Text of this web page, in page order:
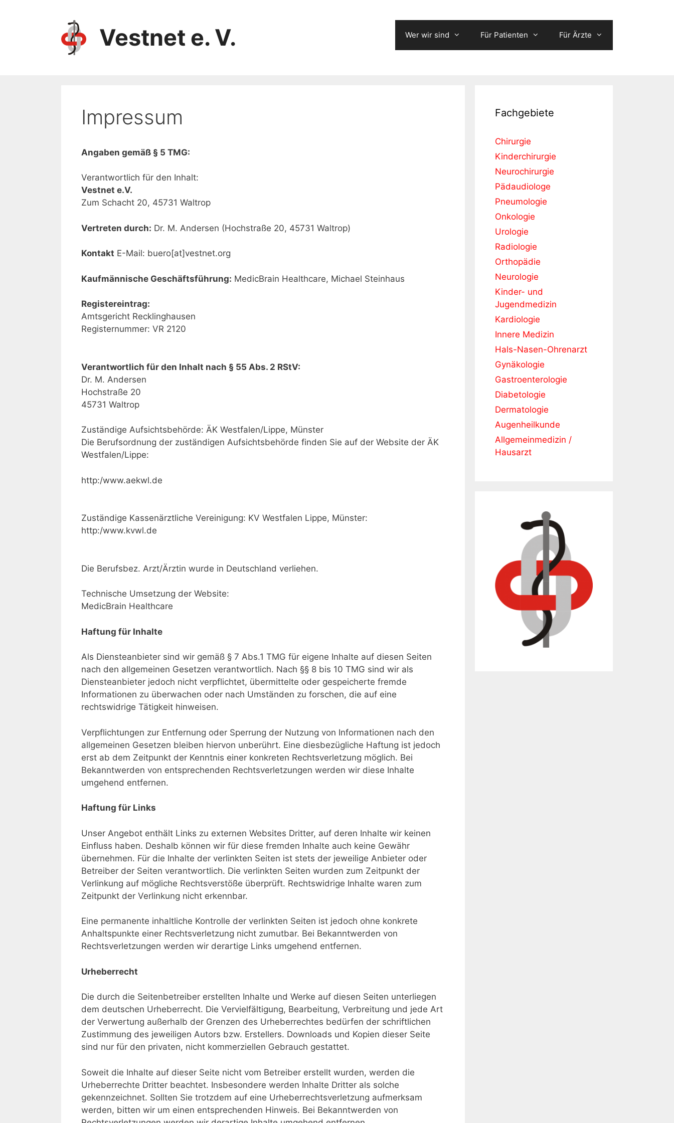
Vestnet e. V. Wer wir sind Für Patienten Für Ärzte
Impressum
Angaben gemäß § 5 TMG:
Verantwortlich für den Inhalt:
Vestnet e.V.
Zum Schacht 20, 45731 Waltrop
Vertreten durch: Dr. M. Andersen (Hochstraße 20, 45731 Waltrop)
Kontakt E-Mail: buero[at]vestnet.org
Kaufmännische Geschäftsführung: MedicBrain Healthcare, Michael Steinhaus
Registereintrag:
Amtsgericht Recklinghausen
Registernummer: VR 2120
Verantwortlich für den Inhalt nach § 55 Abs. 2 RStV:
Dr. M. Andersen
Hochstraße 20
45731 Waltrop
Zuständige Aufsichtsbehörde: ÄK Westfalen/Lippe, Münster
Die Berufsordnung der zuständigen Aufsichtsbehörde finden Sie auf der Website der ÄK
Westfalen/Lippe:
http:/www.aekwl.de
Zuständige Kassenärztliche Vereinigung: KV Westfalen Lippe, Münster:
http:/www.kvwl.de
Die Berufsbez. Arzt/Ärztin wurde in Deutschland verliehen.
Technische Umsetzung der Website:
MedicBrain Healthcare
Haftung für Inhalte
Als Diensteanbieter sind wir gemäß § 7 Abs.1 TMG für eigene Inhalte auf diesen Seiten
nach den allgemeinen Gesetzen verantwortlich. Nach §§ 8 bis 10 TMG sind wir als
Diensteanbieter jedoch nicht verpflichtet, übermittelte oder gespeicherte fremde
Informationen zu überwachen oder nach Umständen zu forschen, die auf eine
rechtswidrige Tätigkeit hinweisen.
Verpflichtungen zur Entfernung oder Sperrung der Nutzung von Informationen nach den
allgemeinen Gesetzen bleiben hiervon unberührt. Eine diesbezügliche Haftung ist jedoch
erst ab dem Zeitpunkt der Kenntnis einer konkreten Rechtsverletzung möglich. Bei
Bekanntwerden von entsprechenden Rechtsverletzungen werden wir diese Inhalte
umgehend entfernen.
Haftung für Links
Unser Angebot enthält Links zu externen Websites Dritter, auf deren Inhalte wir keinen
Einfluss haben. Deshalb können wir für diese fremden Inhalte auch keine Gewähr
übernehmen. Für die Inhalte der verlinkten Seiten ist stets der jeweilige Anbieter oder
Betreiber der Seiten verantwortlich. Die verlinkten Seiten wurden zum Zeitpunkt der
Verlinkung auf mögliche Rechtsverstöße überprüft. Rechtswidrige Inhalte waren zum
Zeitpunkt der Verlinkung nicht erkennbar.
Eine permanente inhaltliche Kontrolle der verlinkten Seiten ist jedoch ohne konkrete
Anhaltspunkte einer Rechtsverletzung nicht zumutbar. Bei Bekanntwerden von
Rechtsverletzungen werden wir derartige Links umgehend entfernen.
Urheberrecht
Die durch die Seitenbetreiber erstellten Inhalte und Werke auf diesen Seiten unterliegen
dem deutschen Urheberrecht. Die Vervielfältigung, Bearbeitung, Verbreitung und jede Art
der Verwertung außerhalb der Grenzen des Urheberrechtes bedürfen der schriftlichen
Zustimmung des jeweiligen Autors bzw. Erstellers. Downloads und Kopien dieser Seite
sind nur für den privaten, nicht kommerziellen Gebrauch gestattet.
Soweit die Inhalte auf dieser Seite nicht vom Betreiber erstellt wurden, werden die
Urheberrechte Dritter beachtet. Insbesondere werden Inhalte Dritter als solche
gekennzeichnet. Sollten Sie trotzdem auf eine Urheberrechtsverletzung aufmerksam
werden, bitten wir um einen entsprechenden Hinweis. Bei Bekanntwerden von
Fachgebiete
Chirurgie
Kinderchirurgie
Neurochirurgie
Pädaudiologe
Pneumologie
Onkologie
Urologie
Radiologie
Orthopädie
Neurologie
Kinder- und
Jugendmedizin
Kardiologie
Innere Medizin
Hals-Nasen-Ohrenarzt
Gynäkologie
Gastroenterologie
Diabetologie
Dermatologie
Augenheilkunde
Allgemeinmedizin /
Hausarzt